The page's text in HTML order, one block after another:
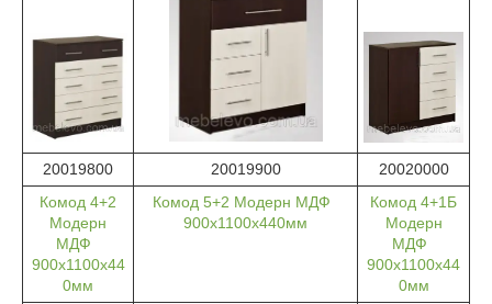
20019800 20019900
20020000
Комод 4+2
Модерн
МДФ
900х1100х44
0мм
Комод 5+2 Модерн МДФ
900х1100х440мм
Комод 4+1Б
Модерн
МДФ
900х1100х44
0мм